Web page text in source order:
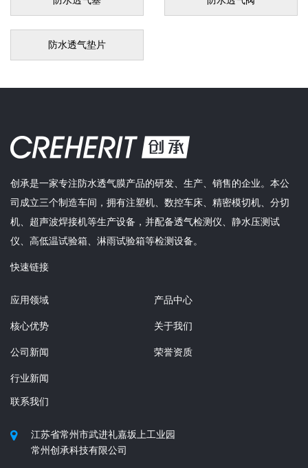
防水透气垫片
创承是一家专注防水透气膜产品的研发、生产、销售的企业。本公
司成立三个制造车间，拥有注塑机、数控车床、精密模切机、分切
机、超声波焊接机等生产设备，并配备透气检测仪、静水压测试
仪、高低温试验箱、淋雨试验箱等检测设备。
快速链接
应用领域 产品中心
核心优势 关于我们
公司新闻 荣誉资质
行业新闻
联系我们
江苏省常州市武进礼嘉坂上工业园
常州创承科技有限公司